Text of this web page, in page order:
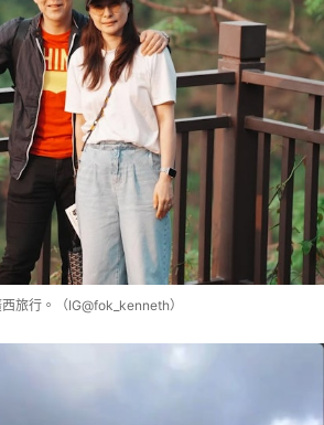
旅行。（IG@fok_kenneth）